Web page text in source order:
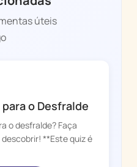
úteis
o Desfralde
o desfralde? Faça
**Este quiz é